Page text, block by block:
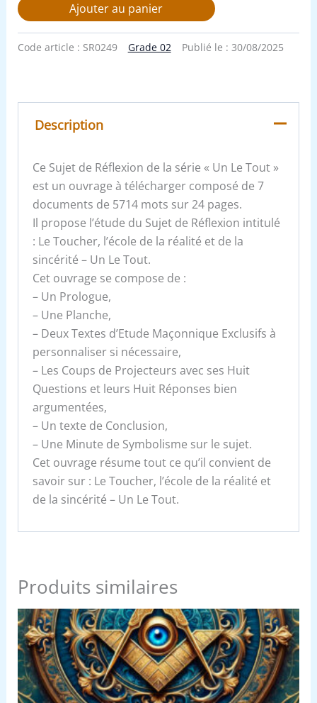
Ajouter au panier
Code article : SR0249 Grade 02 Publié le : 30/08/2025
Description
Ce Sujet de Réflexion de la série « Un Le Tout »
est un ouvrage à télécharger composé de 7
documents de 5714 mots sur 24 pages.
Il propose l’étude du Sujet de Réflexion intitulé
: Le Toucher, l’école de la réalité et de la
sincérité – Un Le Tout.
Cet ouvrage se compose de :
– Un Prologue,
– Une Planche,
– Deux Textes d’Etude Maçonnique Exclusifs à
personnaliser si nécessaire,
– Les Coups de Projecteurs avec ses Huit
Questions et leurs Huit Réponses bien
argumentées,
– Un texte de Conclusion,
– Une Minute de Symbolisme sur le sujet.
Cet ouvrage résume tout ce qu’il convient de
savoir sur : Le Toucher, l’école de la réalité et
de la sincérité – Un Le Tout.
Produits similaires